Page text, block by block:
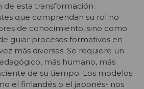
de esta transformación.
que comprendan su rol no
de conocimiento, sino como
guiar procesos formativos en
más diversas. Se requiere un
más humano, más
de su tiempo. Los modelos
el finlandés o el japonés- nos